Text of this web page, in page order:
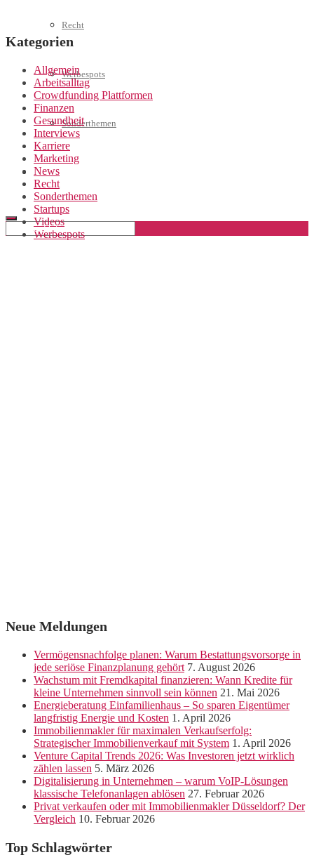
Recht
Werbespots
Sonderthemen
Geschäftskonto eröffnen
Kategorien
Allgemein
Arbeitsalltag
Crowdfunding Plattformen
Finanzen
Gesundheit
Interviews
Karriere
Marketing
News
Recht
Sonderthemen
Startups
Videos
Werbespots
Neue Meldungen
Vermögensnachfolge planen: Warum Bestattungsvorsorge in
jede seriöse Finanzplanung gehört 7. August 2026
Wachstum mit Fremdkapital finanzieren: Wann Kredite für
kleine Unternehmen sinnvoll sein können 21. Mai 2026
Energieberatung Einfamilienhaus – So sparen Eigentümer
langfristig Energie und Kosten 1. April 2026
Immobilienmakler für maximalen Verkaufserfolg:
Strategischer Immobilienverkauf mit System 1. April 2026
Venture Capital Trends 2026: Was Investoren jetzt wirklich
zählen lassen 5. März 2026
Digitalisierung in Unternehmen – warum VoIP-Lösungen
klassische Telefonanlagen ablösen 27. Februar 2026
Privat verkaufen oder mit Immobilienmakler Düsseldorf? Der
Vergleich 10. Februar 2026
Top Schlagwörter